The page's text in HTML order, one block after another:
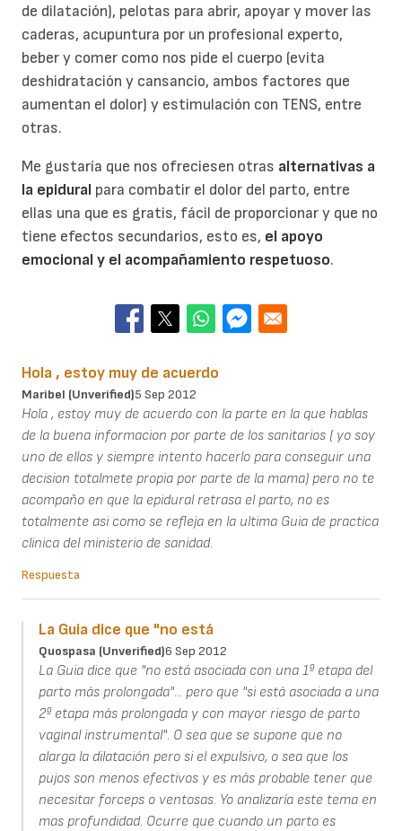
de dilatación), pelotas para abrir, apoyar y mover las
caderas, acupuntura por un profesional experto,
beber y comer como nos pide el cuerpo (evita
deshidratación y cansancio, ambos factores que
aumentan el dolor) y estimulación con TENS, entre
otras.
Me gustaría que nos ofreciesen otras alternativas a
la epidural para combatir el dolor del parto, entre
ellas una que es gratis, fácil de proporcionar y que no
tiene efectos secundarios, esto es, el apoyo
emocional y el acompañamiento respetuoso.
Hola , estoy muy de acuerdo
Maribel (unverified)5 Sep 2012
Hola , estoy muy de acuerdo con la parte en la que hablas
de la buena informacion por parte de los sanitarios ( yo soy
uno de ellos y siempre intento hacerlo para conseguir una
decision totalmete propia por parte de la mama) pero no te
acompaño en que la epidural retrasa el parto, no es
totalmente asi como se refleja en la ultima Guia de practica
clinica del ministerio de sanidad.
Respuesta
La Guia dice que "no está
Quospasa (unverified)6 Sep 2012
La Guia dice que "no está asociada con una 1ª etapa del
parto más prolongada"... pero que "si está asociada a una
2ª etapa más prolongada y con mayor riesgo de parto
vaginal instrumental". O sea que se supone que no
alarga la dilatación pero si el expulsivo, o sea que los
pujos son menos efectivos y es más probable tener que
necesitar forceps o ventosas. Yo analizaría este tema en
mas profundidad. Ocurre que cuando un parto es